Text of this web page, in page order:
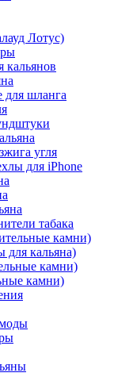
Лотус)
кальянов
шланга
угля
для iPhone
табака
камни)
для кальяна)
камни)
камни)